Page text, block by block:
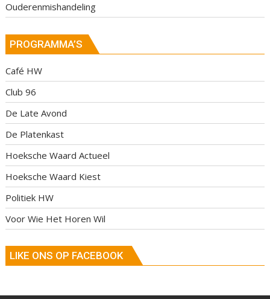
Ouderenmishandeling
PROGRAMMA’S
Café HW
Club 96
De Late Avond
De Platenkast
Hoeksche Waard Actueel
Hoeksche Waard Kiest
Politiek HW
Voor Wie Het Horen Wil
LIKE ONS OP FACEBOOK